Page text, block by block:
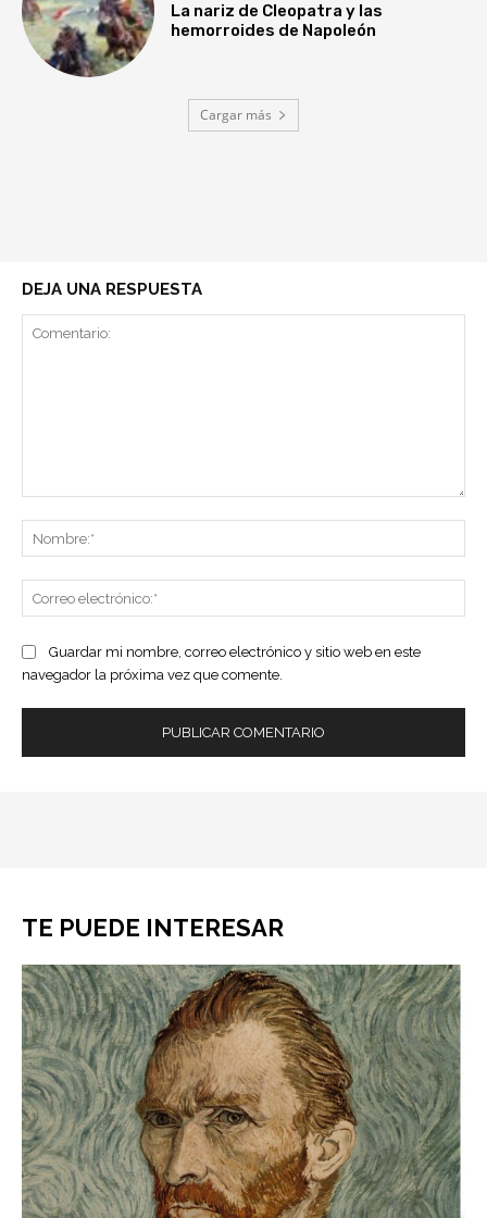
La nariz de Cleopatra y las
hemorroides de Napoleón
Cargar más
DEJA UNA RESPUESTA
Guardar mi nombre, correo electrónico y sitio web en este
navegador la próxima vez que comente.
TE PUEDE INTERESAR